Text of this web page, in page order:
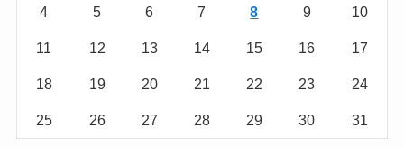
4 5 6 7 8 9 10
11 12 13 14 15 16 17
18 19 20 21 22 23 24
25 26 27 28 29 30 31